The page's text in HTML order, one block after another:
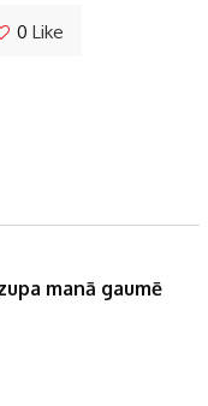
0 Like
manā gaumē